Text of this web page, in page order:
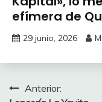
efímera de
29 junio, 2026
Navegación
Anterior: